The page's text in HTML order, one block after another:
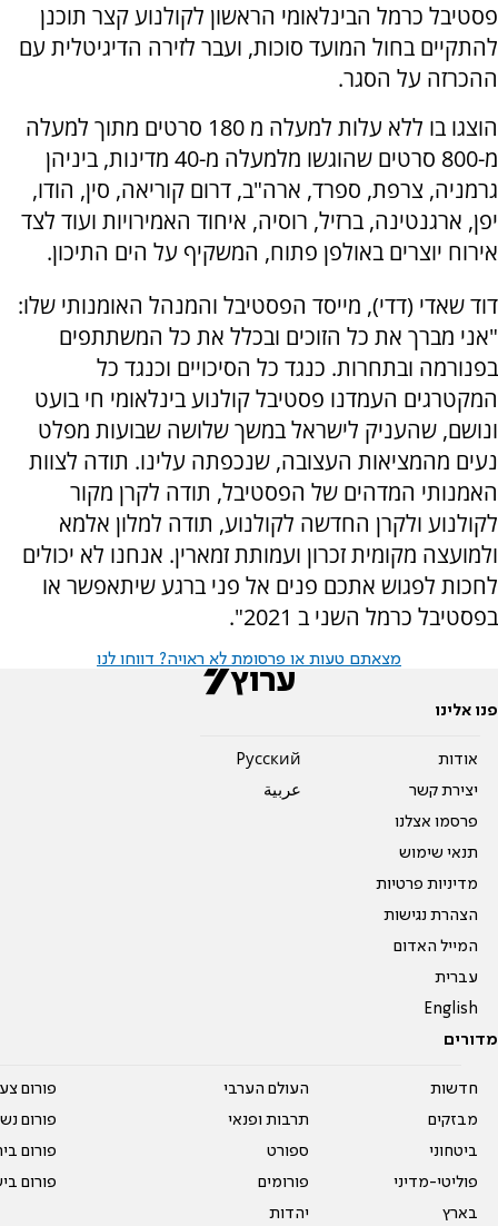
פסטיבל כרמל הבינלאומי הראשון לקולנוע קצר תוכנן
להתקיים בחול המועד סוכות, ועבר לזירה הדיגיטלית עם
ההכרזה על הסגר.
הוצגו בו ללא עלות למעלה מ 180 סרטים מתוך למעלה
מ-800 סרטים שהוגשו מלמעלה מ-40 מדינות, ביניהן
גרמניה, צרפת, ספרד, ארה"ב, דרום קוריאה, סין, הודו,
יפן, ארגנטינה, ברזיל, רוסיה, איחוד האמירויות ועוד לצד
אירוח יוצרים באולפן פתוח, המשקיף על הים התיכון.
דוד שאדי (דדי), מייסד הפסטיבל והמנהל האומנותי שלו:
"אני מברך את כל הזוכים ובכלל את כל המשתתפים
בפנורמה ובתחרות. כנגד כל הסיכויים וכנגד כל
המקטרגים העמדנו פסטיבל קולנוע בינלאומי חי בועט
ונושם, שהעניק לישראל במשך שלושה שבועות מפלט
נעים מהמציאות העצובה, שנכפתה עלינו. תודה לצוות
האמנותי המדהים של הפסטיבל, תודה לקרן מקור
לקולנוע ולקרן החדשה לקולנוע, תודה למלון אלמא
ולמועצה מקומית זכרון ועמותת זמארין. אנחנו לא יכולים
לחכות לפגוש אתכם פנים אל פני ברגע שיתאפשר או
בפסטיבל כרמל השני ב 2021".
מצאתם טעות או פרסומת לא ראויה? דווחו לנו
פנו אלינו
אודות
יצירת קשר
פרסמו אצלנו
תנאי שימוש
מדיניות פרטיות
הצהרת נגישות
המייל האדום
עברית
English
Pусский
عربية
מדורים
חדשות
מבזקים
ביטחוני
פוליטי-מדיני
בארץ
העולם הערבי
תרבות ופנאי
ספורט
פורומים
יהדות
פורום
פורום
פורום
פורום